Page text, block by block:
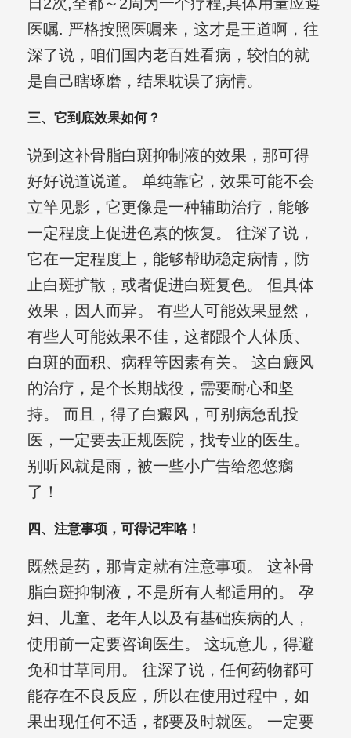
医嘱. 严格按照医嘱来，这才是王道啊，往
深了说，咱们国内老百姓看病，较怕的就
是自己瞎琢磨，结果耽误了病情。
三、它到底效果如何？
说到这补骨脂白斑抑制液的效果，那可得
好好说道说道。 单纯靠它，效果可能不会
立竿见影，它更像是一种辅助治疗，能够
一定程度上促进色素的恢复。 往深了说，
它在一定程度上，能够帮助稳定病情，防
止白斑扩散，或者促进白斑复色。 但具体
效果，因人而异。 有些人可能效果显然，
有些人可能效果不佳，这都跟个人体质、
白斑的面积、病程等因素有关。 这白癜风
的治疗，是个长期战役，需要耐心和坚
持。 而且，得了白癜风，可别病急乱投
医，一定要去正规医院，找专业的医生。
别听风就是雨，被一些小广告给忽悠瘸
了！
四、注意事项，可得记牢咯！
既然是药，那肯定就有注意事项。 这补骨
脂白斑抑制液，不是所有人都适用的。 孕
妇、儿童、老年人以及有基础疾病的人，
使用前一定要咨询医生。 这玩意儿，得避
免和甘草同用。 往深了说，任何药物都可
能存在不良反应，所以在使用过程中，如
果出现任何不适，都要及时就医。 一定要